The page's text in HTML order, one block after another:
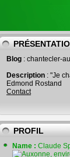
Blog : chantecler-
Description : "Je
Edmond Rostand
Contact
PROFIL
Name : Claude